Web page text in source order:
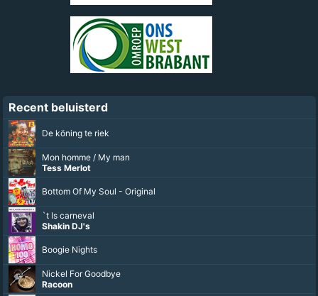
Recent beluisterd
De köning te riek
Mon homme / My man
Tess Merlot
Bottom Of My Soul - Original
`t Is carneval
Shakin DJ's
Boogie Nights
Nickel For Goodbye
Racoon